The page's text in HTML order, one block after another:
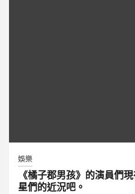
娛樂
《橘子郡男孩》的演員們
星們的近況吧。